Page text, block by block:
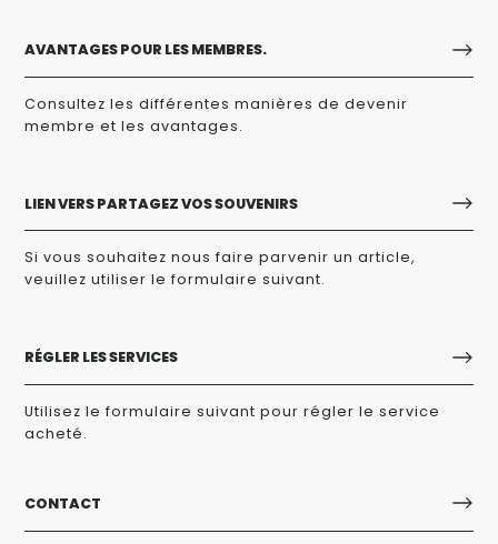
AVANTAGES POUR LES MEMBRES.
Consultez les différentes manières de devenir
membre et les avantages.
LIEN VERS PARTAGEZ VOS SOUVENIRS
Si vous souhaitez nous faire parvenir un article,
veuillez utiliser le formulaire suivant.
RÉGLER LES SERVICES
Utilisez le formulaire suivant pour régler le service
acheté.
CONTACT